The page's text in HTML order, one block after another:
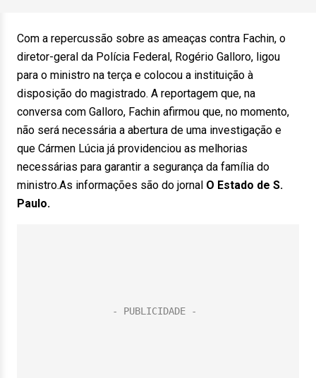
Com a repercussão sobre as ameaças contra Fachin, o
diretor-geral da Polícia Federal, Rogério Galloro, ligou
para o ministro na terça e colocou a instituição à
disposição do magistrado. A reportagem que, na
conversa com Galloro, Fachin afirmou que, no momento,
não será necessária a abertura de uma investigação e
que Cármen Lúcia já providenciou as melhorias
necessárias para garantir a segurança da família do
ministro.As informações são do jornal O Estado de S.
Paulo.